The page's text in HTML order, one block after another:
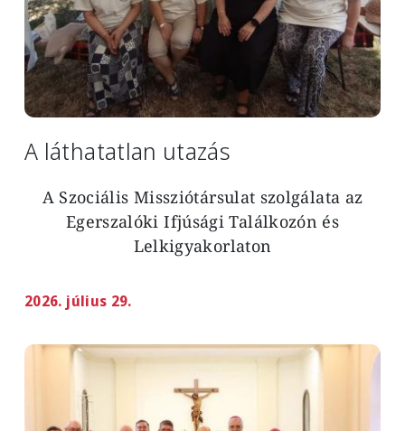
A láthatatlan utazás
A Szociális Missziótársulat szolgálata az
Egerszalóki Ifjúsági Találkozón és
Lelkigyakorlaton
2026. július 29.
Image